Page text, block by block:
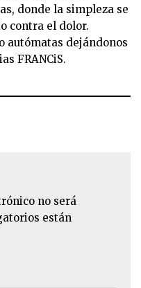
donde la simpleza se
contra el dolor.
autómatas dejándonos
FRANCiS.
no será
están